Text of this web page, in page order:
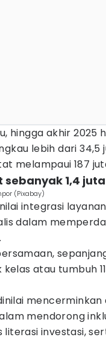
hingga akhir 2025
lebih dari
melampaui 187
sebanyak 1,4
(Pixabay)
integrasi
dalam
kelas atau tumbuh
mendorong
literasi investasi,